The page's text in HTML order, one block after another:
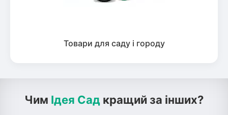
Товари для саду і городу
Чим Ідея Сад кращий за інших?